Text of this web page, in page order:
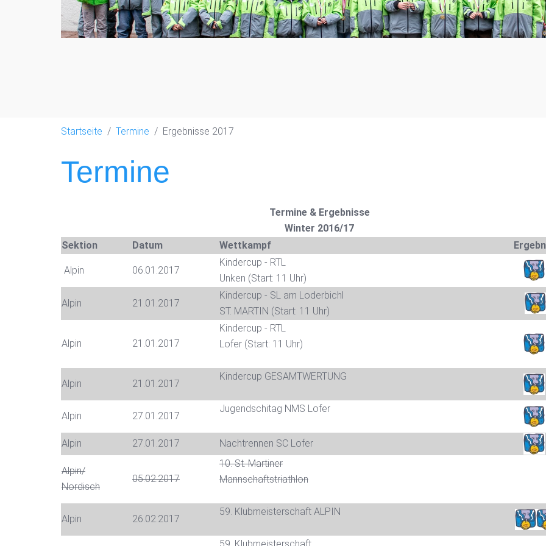
Startseite Termine Ergebnisse 2017
Termine
Termine & Ergebnisse
Winter 2016/17
Sektion
Datum Wettkampf
Alpin 06.01.2017
Kindercup - RTL
Unken (Start: 11 Uhr)
Alpin 21.01.2017
Kindercup - SL am Loderbichl
ST. MARTIN (Start: 11 Uhr)
Alpin 21.01.2017
Kindercup - RTL
Lofer (Start: 11 Uhr)
Alpin 21.01.2017
Kindercup GESAMTWERTUNG
Alpin 27.01.2017
Jugendschitag NMS Lofer
Alpin 27.01.2017 Nachtrennen SC Lofer
Alpin/
Nordisch
05.02.2017
10. St. Martiner
Mannschaftstriathlon
Alpin 26.02.2017
59. Klubmeisterschaft ALPIN